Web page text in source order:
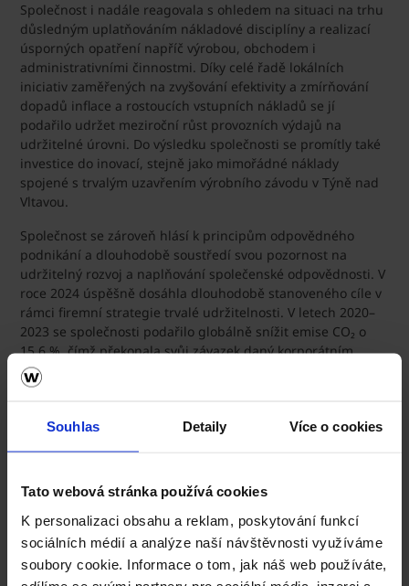
Souhlas Detaily Více o cookies
Tato webová stránka používá cookies
K personalizaci obsahu a reklam, poskytování funkcí
sociálních médií a analýze naší návštěvnosti využíváme
soubory cookie. Informace o tom, jak náš web používáte,
Společnost i nadále reagovala s ohledem na situaci na trhu
důsledným uplatňováním nákladové disciplíny a realizací
úsporných opatření napříč výrobou, obchodem i
administrativními činnostmi. Díky celé řadě lokálních
iniciativ zaměřených na zvyšování efektivity a zmírňování
dopadů inflace a rostoucích vstupních nákladů se jí
podařilo udržet meziroční růst provozních výdajů na
udržitelné úrovni. Do výsledku společnosti se promítly také
investice do inovací, stejně jako mimořádné náklady
spojené s trvalým uzavřením výrobního závodu v Týně nad
Vltavou.
Společnost se zároveň hlásí k principům odpovědného
podnikání a dlouhodobě soustředí svou pozornost na
udržitelný rozvoj a naplňování společenské odpovědnosti. V
roce 2024 úspěšně dosáhla dlouhodobě stanoveného cíle v
rámci firemní strategie trvalé udržitelnosti. V letech 2020–
2023 se společnosti podařilo globálně snížit emise CO₂ o
15,6 %, čímž překonala svůj závazek daný korporátním
Programem udržitelnosti do roku 2023. Na základě
dosažených výsledků byl program v roce 2024 vyhodnocen
25 % oproti roku 2020, a to nejen v oblasti přímých emisí,
ale i emisí z nakupované energie a napříč celým
Konec tiskové zprávy